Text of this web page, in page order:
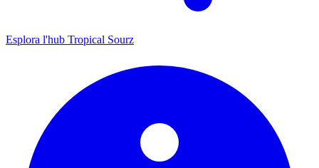
Esplora l'hub Tropical Sourz